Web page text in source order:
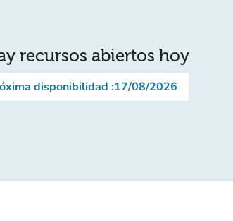
recursos abiertos hoy
disponibilidad :17/08/2026